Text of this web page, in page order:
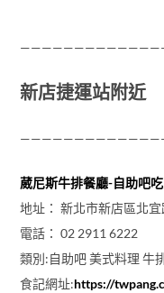
新店捷運站附近
葳尼斯牛排餐廳-自助吧
地址： 新北市新店區北
電話： 02 2911 6222
類別:自助吧 美式料理 牛
食記網址:https://